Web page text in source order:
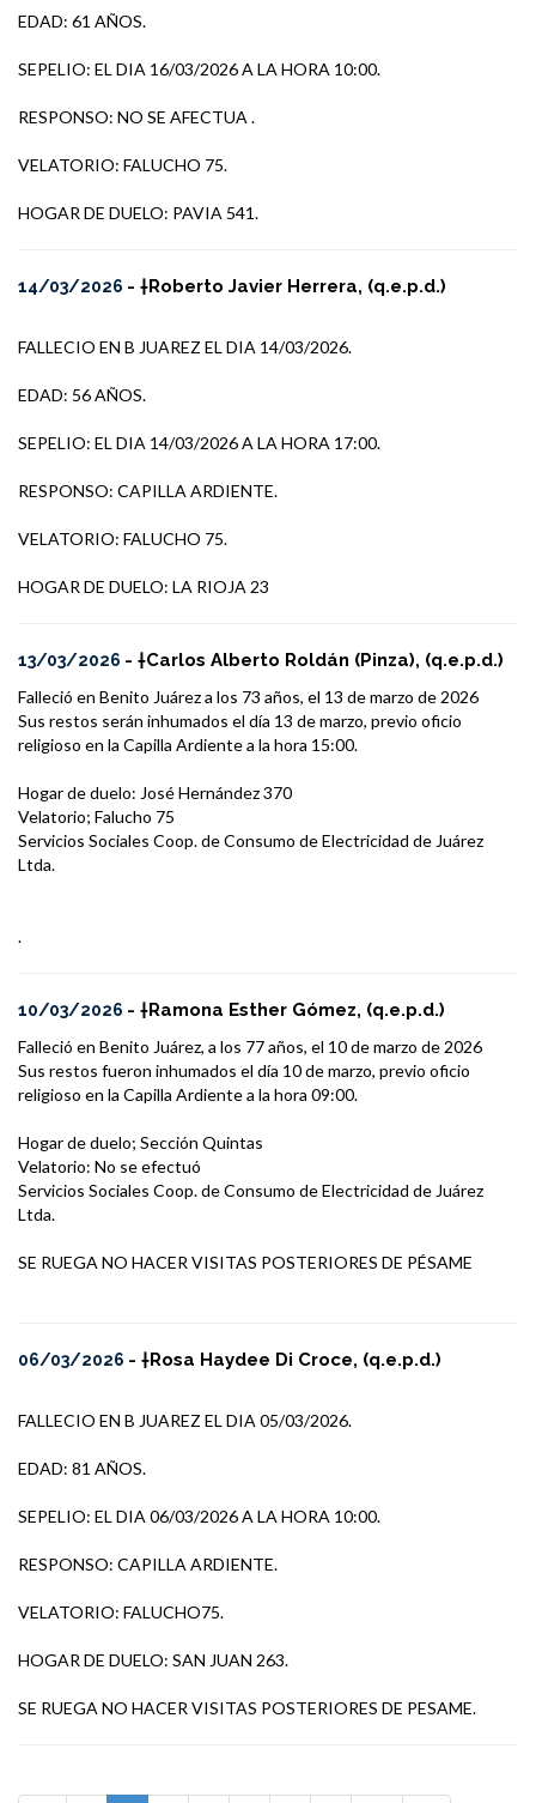
EDAD: 61 AÑOS.
SEPELIO: EL DIA 16/03/2026 A LA HORA 10:00.
RESPONSO: NO SE AFECTUA .
VELATORIO: FALUCHO 75.
HOGAR DE DUELO: PAVIA 541.
14/03/2026 - †Roberto Javier Herrera, (q.e.p.d.)
FALLECIO EN B JUAREZ EL DIA 14/03/2026.
EDAD: 56 AÑOS.
SEPELIO: EL DIA 14/03/2026 A LA HORA 17:00.
RESPONSO: CAPILLA ARDIENTE.
VELATORIO: FALUCHO 75.
HOGAR DE DUELO: LA RIOJA 23
13/03/2026 - †Carlos Alberto Roldán (Pinza), (q.e.p.d.)
Falleció en Benito Juárez a los 73 años, el 13 de marzo de 2026
Sus restos serán inhumados el día 13 de marzo, previo oficio
religioso en la Capilla Ardiente a la hora 15:00.
Hogar de duelo: José Hernández 370
Velatorio; Falucho 75
Servicios Sociales Coop. de Consumo de Electricidad de Juárez
Ltda.
.
10/03/2026 - †Ramona Esther Gómez, (q.e.p.d.)
Falleció en Benito Juárez, a los 77 años, el 10 de marzo de 2026
Sus restos fueron inhumados el día 10 de marzo, previo oficio
religioso en la Capilla Ardiente a la hora 09:00.
Hogar de duelo; Sección Quintas
Velatorio: No se efectuó
Servicios Sociales Coop. de Consumo de Electricidad de Juárez
Ltda.
SE RUEGA NO HACER VISITAS POSTERIORES DE PÉSAME
06/03/2026 - †Rosa Haydee Di Croce, (q.e.p.d.)
FALLECIO EN B JUAREZ EL DIA 05/03/2026.
EDAD: 81 AÑOS.
SEPELIO: EL DIA 06/03/2026 A LA HORA 10:00.
RESPONSO: CAPILLA ARDIENTE.
VELATORIO: FALUCHO75.
HOGAR DE DUELO: SAN JUAN 263.
SE RUEGA NO HACER VISITAS POSTERIORES DE PESAME.